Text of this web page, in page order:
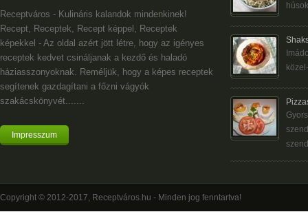
Receptváros - Kulináris kalandok mindenkinek!
Recept, Receptek, Recept képpel, Receptek
képekkel - Az oldal azért jött létre, hogy az igényes
receptek kedvet csináljanak a kezdő és haladó
háziasszonyoknak. Reméljük, hogy a képes receptek
segítenek gazdagítani a főzni vágyók
szakácskönyvét.......
Impresszum
Copyright © 2012-2017, Receptváros.hu - Minden jog fenntartva!